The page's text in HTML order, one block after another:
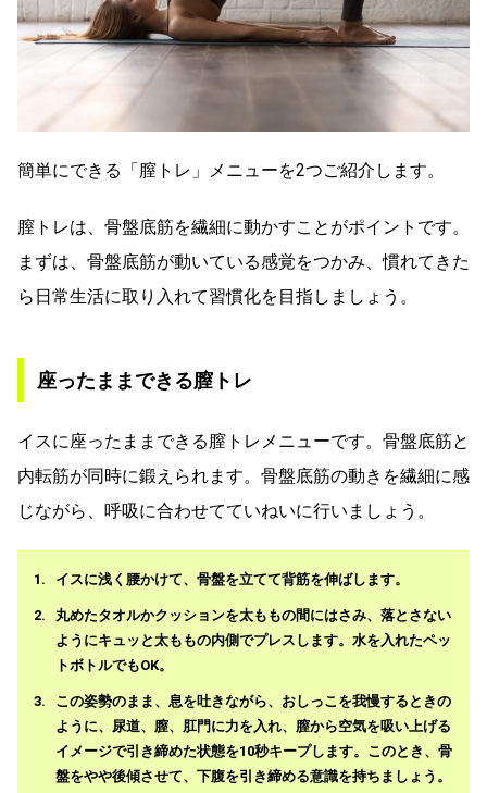
簡単にできる「膣トレ」メニューを2つご紹介します。
膣トレは、骨盤底筋を繊細に動かすことがポイントです。
まずは、骨盤底筋が動いている感覚をつかみ、慣れてきた
ら日常生活に取り入れて習慣化を目指しましょう。
座ったままできる膣トレ
イスに座ったままできる膣トレメニューです。骨盤底筋と
内転筋が同時に鍛えられます。骨盤底筋の動きを繊細に感
じながら、呼吸に合わせてていねいに行いましょう。
イスに浅く腰かけて、骨盤を立てて背筋を伸ばします。
丸めたタオルかクッションを太ももの間にはさみ、落とさない
ようにキュッと太ももの内側でプレスします。水を入れたペッ
トボトルでもOK。
この姿勢のまま、息を吐きながら、おしっこを我慢するときの
ように、尿道、膣、肛門に力を入れ、膣から空気を吸い上げる
イメージで引き締めた状態を10秒キープします。このとき、骨
盤をやや後傾させて、下腹を引き締める意識を持ちましょう。